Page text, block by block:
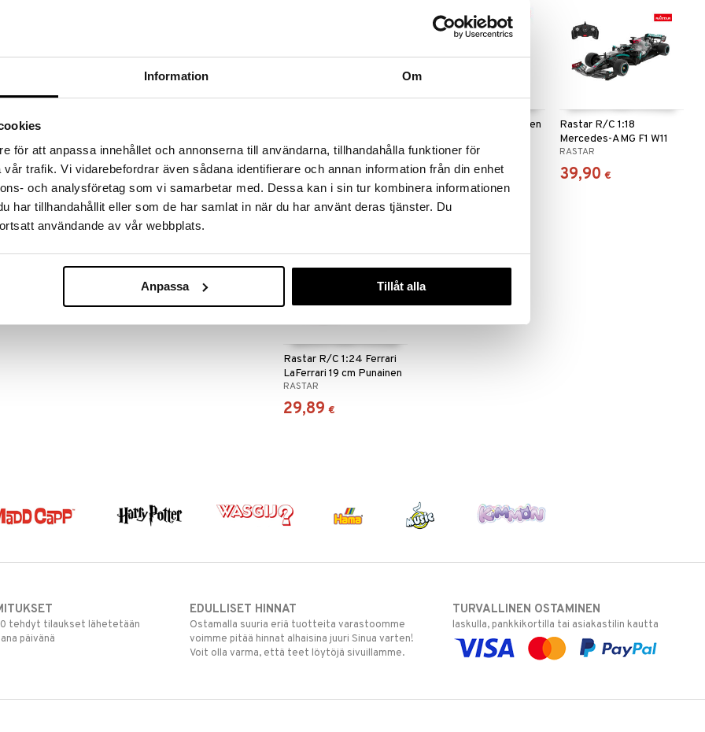
Information Om
för att anpassa innehållet och annonserna till användarna, tillhandahålla funktioner för
trafik. Vi vidarebefordrar även sådana identifierare och annan information från din enhet
och analysföretag som vi samarbetar med. Dessa kan i sin tur kombinera informationen
har tillhandahållit eller som de har samlat in när du har använt deras tjänster. Du
användande av vår webbplats.
Anpassa Tillåt alla
auto on aidon näköinen, siinä on valettu kori ja
ja kääntyä oikealle ja vasemmalle. Mukana tulee
1:18
paristoa (eivät sisälly) - auto vaatii 3 x AA paristoa
GP BATTERIES
3,50 €
Rastar R/C 1:18 McLaren
RASTAR
39,90 €
Rastar R/C 1:18
Mercedes-AMG F1 W11
EQ Performance
RASTAR
39,90 €
Rastar R/C 1:24 Ferrari
LaFerrari 19 cm Punainen
RASTAR
29,89 €
tehdyt tilaukset lähetetään
päivänä
EDULLISET HINNAT
Ostamalla suuria eriä tuotteita varastoomme
voimme pitää hinnat alhaisina juuri Sinua varten!
Voit olla varma, että teet löytöjä sivuillamme.
TURVALLINEN OSTAMINEN
laskulla, pankkikortilla tai asiakastilin kautta